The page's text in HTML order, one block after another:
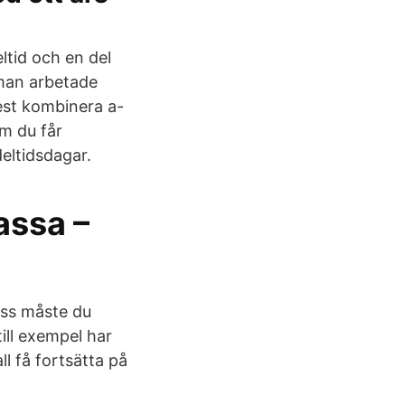
och en del
arbetade
kombinera a-
du får
–
måste du
exempel har
få fortsätta på